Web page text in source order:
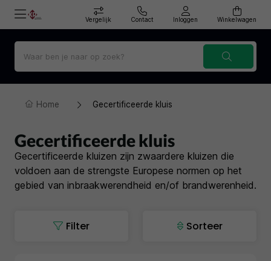
Vergelijk Contact Inloggen Winkelwagen
Home Gecertificeerde kluis
Gecertificeerde kluis
Gecertificeerde kluizen zijn zwaardere kluizen die
voldoen aan de strengste Europese normen op het
gebied van inbraakwerendheid en/of brandwerenheid.
Filter Sorteer